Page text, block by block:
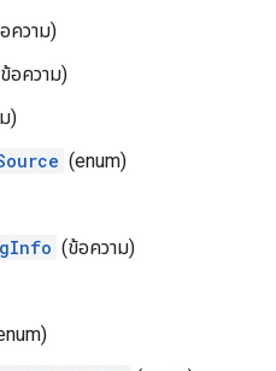
ความ)
อความ)
)
(enum)
(ข้อความ)